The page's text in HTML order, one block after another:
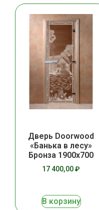
Дверь Doorwood
«Банька в лесу»
Бронза 1900х700
17 400,00₽
В корзину